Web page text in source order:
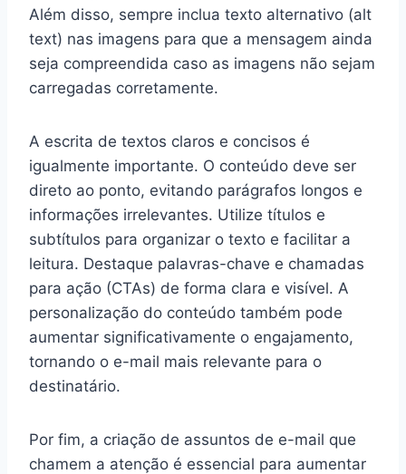
Além disso, sempre inclua texto alternativo (alt
text) nas imagens para que a mensagem ainda
seja compreendida caso as imagens não sejam
carregadas corretamente.
A escrita de textos claros e concisos é
igualmente importante. O conteúdo deve ser
direto ao ponto, evitando parágrafos longos e
informações irrelevantes. Utilize títulos e
subtítulos para organizar o texto e facilitar a
leitura. Destaque palavras-chave e chamadas
para ação (CTAs) de forma clara e visível. A
personalização do conteúdo também pode
aumentar significativamente o engajamento,
tornando o e-mail mais relevante para o
destinatário.
Por fim, a criação de assuntos de e-mail que
chamem a atenção é essencial para aumentar